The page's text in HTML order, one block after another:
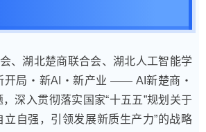
、湖北楚商联合会、湖北人工智能学
开局・新AI・新产业 —— AI新楚商・
深入贯彻落实国家“十五五”规划关于
立自强，引领发展新质生产力”的战略